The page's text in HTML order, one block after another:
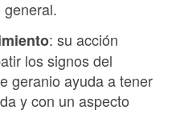
: su acción
los signos del
geranio ayuda a tener
y con un aspecto